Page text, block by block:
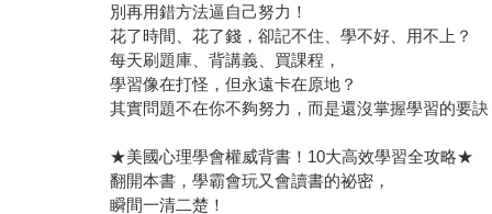
別再用錯方法逼自己努力！
花了時間、花了錢，卻記不住、學不好、用不上？
每天刷題庫、背講義、買課程，
學習像在打怪，但永遠卡在原地？
其實問題不在你不夠努力，而是還沒掌握學習的要訣
★美國心理學會權威背書！10大高效學習全攻略★
翻開本書，學霸會玩又會讀書的祕密，
瞬間一清二楚！